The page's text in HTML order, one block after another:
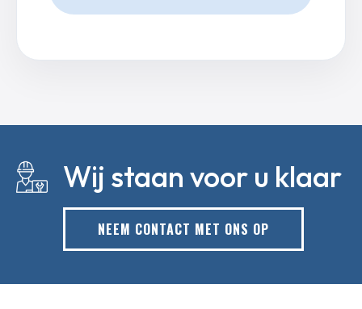
Wij staan voor u klaar
NEEM CONTACT MET ONS OP